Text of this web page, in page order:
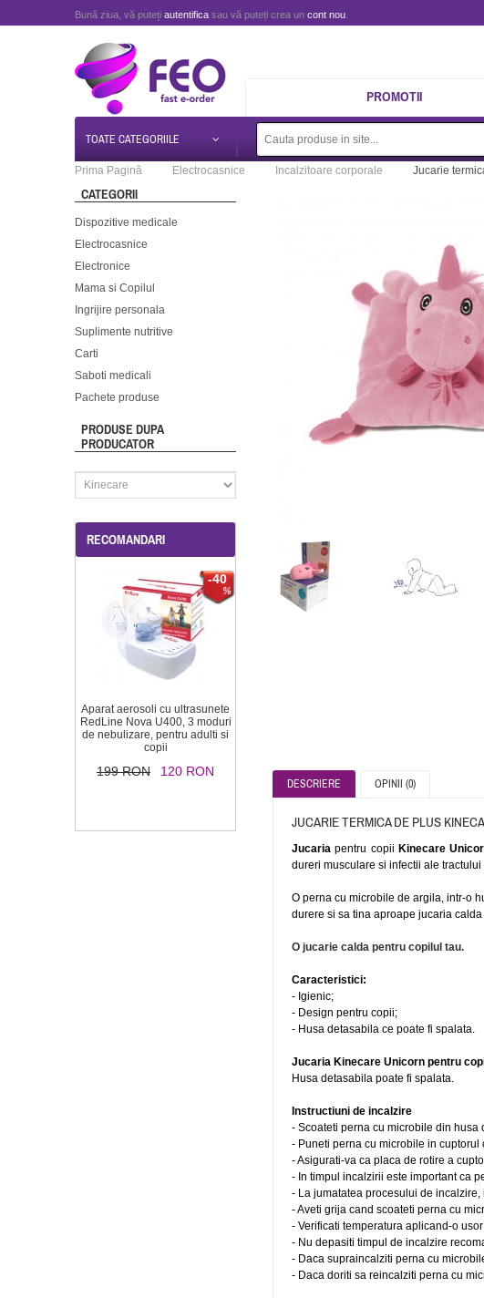
Bună ziua, vă puteți autentifica sau vă puteți crea un cont nou
PROMOTII
TOATE CATEGORIILE
Prima Pagină Electrocasnice Incalzitoare corporale Jucarie
CATEGORII
Dispozitive medicale
Electrocasnice
Electronice
Mama si Copilul
Ingrijire personala
Suplimente nutritive
Carti
Saboti medicali
Pachete produse
PRODUSE DUPA
PRODUCATOR
RECOMANDARI
-40
Aparat aerosoli cu ultrasunete
RedLine Nova U400, 3 moduri
de nebulizare, pentru adulti si
copii
199 RON 120 RON
DESCRIERE OPINII (0)
JUCARIE TERMICA DE PLUS
Jucaria pentru copii Kinecare
dureri musculare si infectii ale tractului
O perna cu microbile de argila, intr-o
durere si sa tina aproape jucaria
O jucarie calda pentru copilul tau.
Caracteristici:
- Igienic;
- Design pentru copii;
- Husa detasabila ce poate fi spalata.
Jucaria Kinecare Unicorn pentru
Husa detasabila poate fi spalata.
Instructiuni de incalzire
- Scoateti perna cu microbile din husa
- Puneti perna cu microbile in cuptorul
- Asigurati-va ca placa de rotire a
- In timpul incalzirii este important ca
- La jumatatea procesului de
- Aveti grija cand scoateti perna cu
- Verificati temperatura aplicand-o
- Nu depasiti timpul de incalzire
- Daca supraincalziti perna cu
- Daca doriti sa reincalziti perna cu